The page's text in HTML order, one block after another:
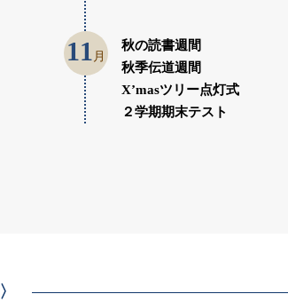
11月
秋の読書週間
秋季伝道週間
X’masツリー点灯式
２学期期末テスト